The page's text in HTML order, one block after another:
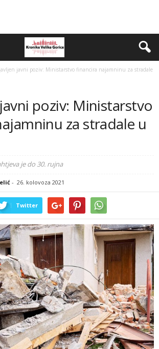
javni poziv: Ministarstvo financira najamninu za stradale
poziv: Ministarstvo
za stradale u
je do 30. rujna
- 26. kolovoza 2021
Twitter